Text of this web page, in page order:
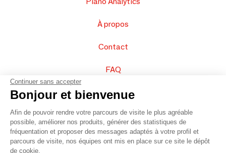
À propos
Contact
FAQ
Vendez vos produits
Plan du site
Continuer sans accepter
Bonjour et bienvenue
Afin de pouvoir rendre votre parcours de visite le plus agréable
possible, améliorer nos produits, générer des statistiques de
fréquentation et proposer des messages adaptés à votre profil et
parcours de visite, nos équipes ont mis en place sur ce site le dépôt
de cookie.